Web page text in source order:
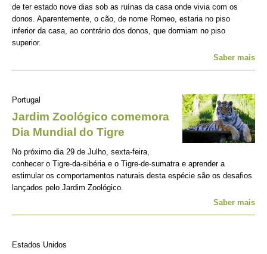
de ter estado nove dias sob as ruínas da casa onde vivia com os
donos. Aparentemente, o cão, de nome Romeo, estaria no piso
inferior da casa, ao contrário dos donos, que dormiam no piso
superior.
Saber mais
Portugal
Jardim Zoológico comemora
Dia Mundial do Tigre
No próximo dia 29 de Julho, sexta-feira,
conhecer o Tigre-da-sibéria e o Tigre-de-sumatra e aprender a
estimular os comportamentos naturais desta espécie são os desafios
lançados pelo Jardim Zoológico.
Saber mais
Estados Unidos